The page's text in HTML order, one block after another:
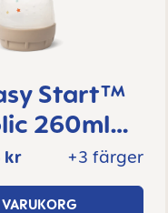
Start™
260ml
2+
1 del
+3 färger
kr